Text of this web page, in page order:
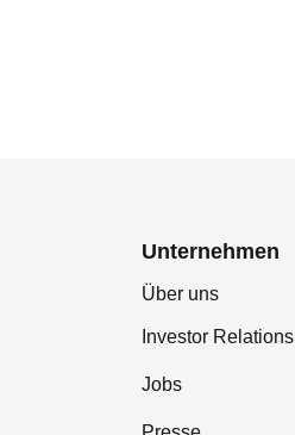
Unternehmen
Über uns
Investor Relations
Jobs